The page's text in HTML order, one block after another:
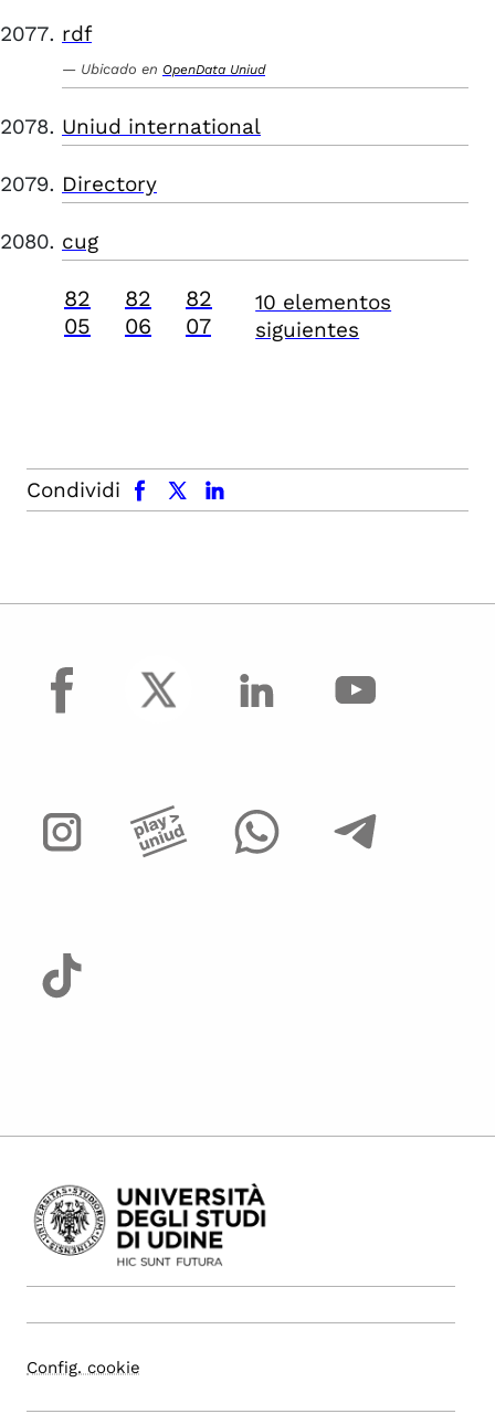
rdf
Ubicado en OpenData Uniud
Uniud international
Directory
cug
82
05
82
06
82
07
10 elementos
siguientes
Condividi
facebook x.com linkedin
facebook
Config. cookie